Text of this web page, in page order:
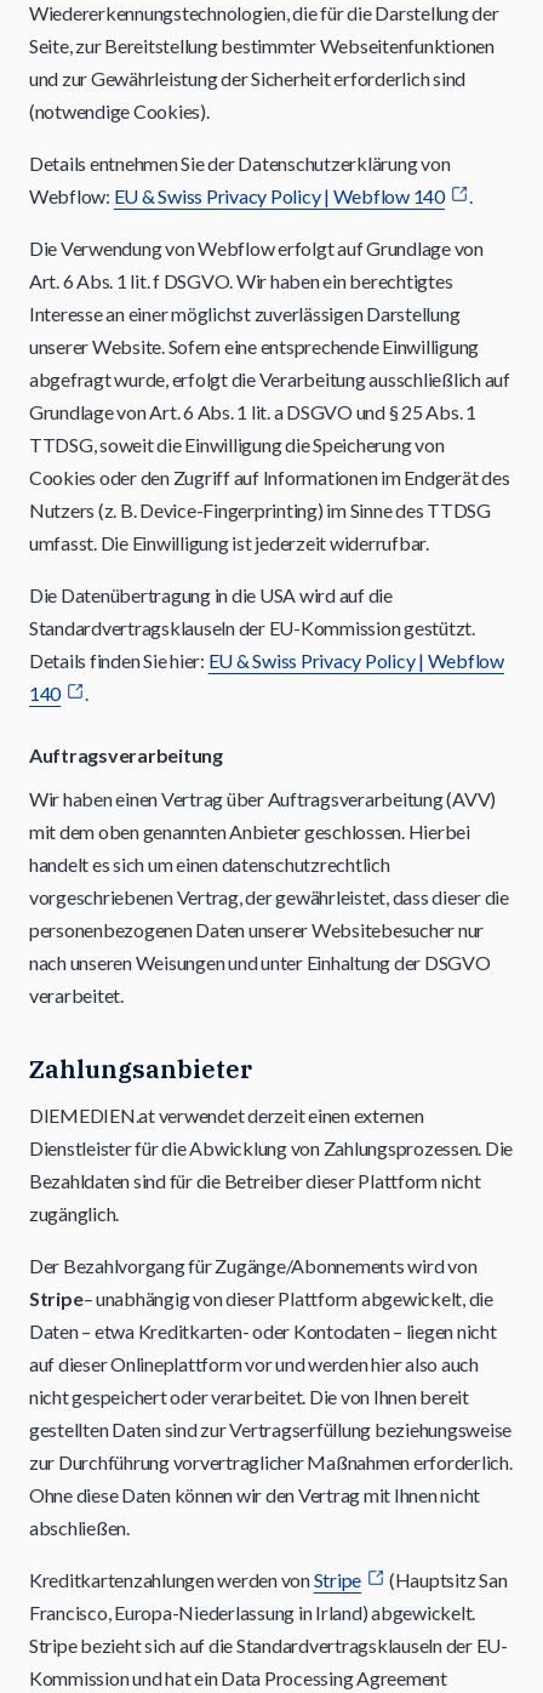
Wiedererkennungstechnologien, die für die Darstellung der
Seite, zur Bereitstellung bestimmter Webseitenfunktionen
und zur Gewährleistung der Sicherheit erforderlich sind
(notwendige Cookies).
Details entnehmen Sie der Datenschutzerklärung von
Webflow: EU & Swiss Privacy Policy | Webflow 140 .
Die Verwendung von Webflow erfolgt auf Grundlage von
Art. 6 Abs. 1 lit. f DSGVO. Wir haben ein berechtigtes
Interesse an einer möglichst zuverlässigen Darstellung
unserer Website. Sofern eine entsprechende Einwilligung
abgefragt wurde, erfolgt die Verarbeitung ausschließlich auf
Grundlage von Art. 6 Abs. 1 lit. a DSGVO und § 25 Abs. 1
TTDSG, soweit die Einwilligung die Speicherung von
Cookies oder den Zugriff auf Informationen im Endgerät des
Nutzers (z. B. Device-Fingerprinting) im Sinne des TTDSG
umfasst. Die Einwilligung ist jederzeit widerrufbar.
Die Datenübertragung in die USA wird auf die
Standardvertragsklauseln der EU-Kommission gestützt.
Details finden Sie hier: EU & Swiss Privacy Policy | Webflow
140
.
Auftragsverarbeitung
Wir haben einen Vertrag über Auftragsverarbeitung (AVV)
mit dem oben genannten Anbieter geschlossen. Hierbei
handelt es sich um einen datenschutzrechtlich
vorgeschriebenen Vertrag, der gewährleistet, dass dieser die
personenbezogenen Daten unserer Websitebesucher nur
nach unseren Weisungen und unter Einhaltung der DSGVO
verarbeitet.
Zahlungsanbieter
DIEMEDIEN.at verwendet derzeit einen externen
Dienstleister für die Abwicklung von Zahlungsprozessen. Die
Bezahldaten sind für die Betreiber dieser Plattform nicht
zugänglich.
Der Bezahlvorgang für Zugänge/Abonnements wird von
Stripe– unabhängig von dieser Plattform abgewickelt, die
Daten – etwa Kreditkarten- oder Kontodaten – liegen nicht
auf dieser Onlineplattform vor und werden hier also auch
nicht gespeichert oder verarbeitet. Die von Ihnen bereit
gestellten Daten sind zur Vertragserfüllung beziehungsweise
zur Durchführung vorvertraglicher Maßnahmen erforderlich.
Ohne diese Daten können wir den Vertrag mit Ihnen nicht
abschließen.
Kreditkartenzahlungen werden vonStripe
(Hauptsitz San
Francisco, Europa-Niederlassung in Irland) abgewickelt.
Stripe bezieht sich auf die Standardvertragsklauseln der EU-
Kommission und hat ein Data Processing Agreement